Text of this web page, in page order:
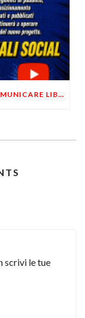
ARRIVA MOLIB, UN ALTRO MODO DI COMUNICARE LIBERTARIO
scrivi le tue